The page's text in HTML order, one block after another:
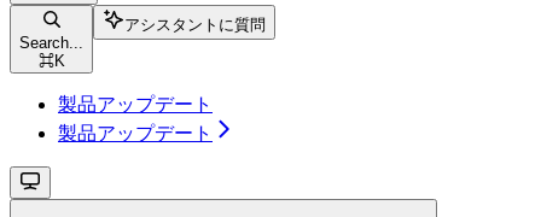
Search...
⌘K
アシスタントに質問
製品アップデート
製品アップデート